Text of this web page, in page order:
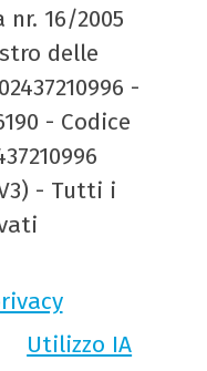
nr. 16/2005
delle
-
- Codice
- Tutti i
Utilizzo IA